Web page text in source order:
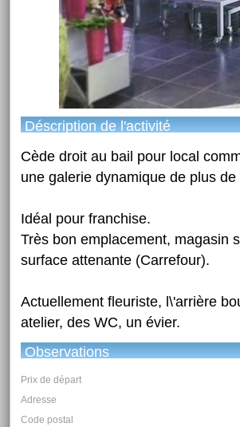
Déscription de l'activité
Cède droit au bail pour local
une galerie dynamique de plus
Idéal pour franchise.
Très bon emplacement, magasin
surface attenante (Carrefour).
Actuellement fleuriste, l\'arrière
atelier, des WC, un évier.
Observations
Prix de départ
Adresse
Code postal